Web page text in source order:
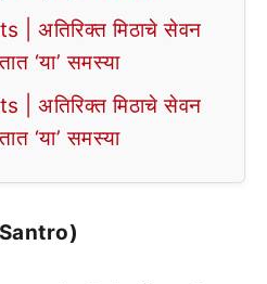
अतिरिक्त मिठाचे सेवन
‘या’ समस्या
अतिरिक्त मिठाचे सेवन
‘या’ समस्या
Santro)